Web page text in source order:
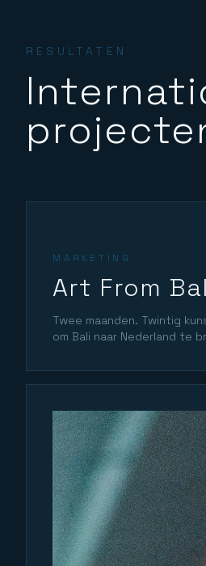
RESULTATEN
MARKETING
Art From
Twee maanden. Twintig
om Bali naar Nederland te